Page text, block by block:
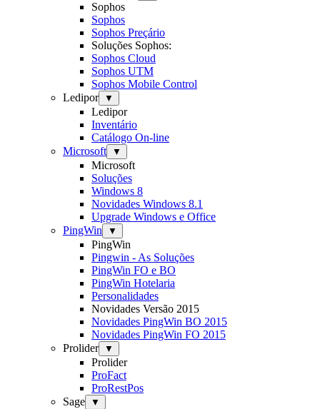
Sophos
Sophos
Sophos Preçário
Soluções Sophos:
Sophos Cloud
Sophos UTM
Sophos Mobile Control
Ledipor
▼
Ledipor
Inventário
Catálogo On-line
Microsoft
▼
Microsoft
Soluções
Windows 8
Novidades Windows 8.1
Upgrade Windows e Office
PingWin
▼
PingWin
Pingwin - As Soluções
PingWin FO e BO
PingWin Hotelaria
Personalidades
Novidades Versão 2015
Novidades PingWin BO 2015
Novidades PingWin FO 2015
Prolider
▼
Prolider
ProFact
ProRestPos
Sage
▼